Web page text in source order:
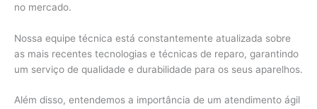
no mercado.
Nossa equipe técnica está constantemente atualizada sobre
as mais recentes tecnologias e técnicas de reparo, garantindo
um serviço de qualidade e durabilidade para os seus aparelhos.
Além disso, entendemos a importância de um atendimento ágil